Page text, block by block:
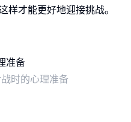
样才能更好地迎接挑战。
时的心理准备